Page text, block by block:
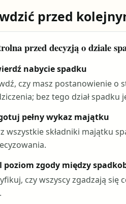
przed
przed decyzją o dziale
nabycie spadku
czy masz postanowienie o
bez tego dział spadku
pełny wykaz majątku
wszystkie składniki majątku
poziom zgody między
czy wszyscy zgadzają się